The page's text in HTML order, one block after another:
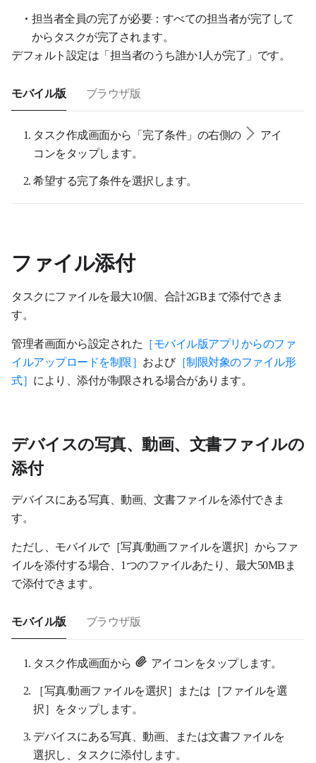
担当者全員の完了が必要：すべての担当者が完了して
からタスクが完了されます。
デフォルト設定は「担当者のうち誰か1人が完了」です。
モバイル版 ブラウザ版
タスク作成画面から 「完了条件」の右側の
アイ
コンをタップします。
希望する完了条件を選択します。
ファイル添付
タスクにファイルを最大10個、合計2GBまで添付できま
す。
管理者画面から設定された ［モバイル版アプリからのファ
イルアップロードを制限］ および［制限対象のファイル形
式］ により、添付が制限される場合があります。
デバイスの写真、動画、文書ファイルの
添付
デバイスにある写真、動画、文書ファイルを添付できま
す。
ただし、モバイルで［写真/動画ファイルを選択］からファ
イルを添付する場合、1つのファイルあたり、最大50MBま
で添付できます。
モバイル版 ブラウザ版
タスク作成画面から
アイコンをタップします。
［写真/動画ファイルを選択］または［ファイルを選
択］をタップします。
デバイスにある写真、動画、または文書ファイルを
選択し、タスクに添付します。